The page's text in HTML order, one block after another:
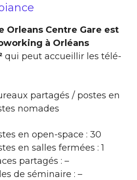
Orleans Centre Gare est
à Orléans
qui peut accueillir les télé-
partagés / postes en
nomades
en open-space : 30
en salles fermées : 1
partagés : –
de séminaire : –